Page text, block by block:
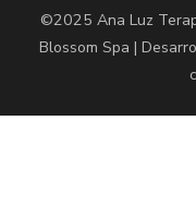
©2025 Ana Luz
Blossom Spa |